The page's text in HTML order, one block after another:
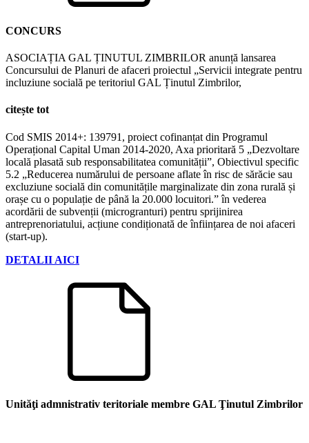
CONCURS
ASOCIAȚIA GAL ȚINUTUL ZIMBRILOR anunță lansarea
Concursului de Planuri de afaceri proiectul „Servicii integrate pentru
incluziune socială pe teritoriul GAL Ținutul Zimbrilor,
citește tot
Cod SMIS 2014+: 139791, proiect cofinanțat din Programul
Operațional Capital Uman 2014-2020, Axa prioritară 5 „Dezvoltare
locală plasată sub responsabilitatea comunității”, Obiectivul specific
5.2 „Reducerea numărului de persoane aflate în risc de sărăcie sau
excluziune socială din comunitățile marginalizate din zona rurală și
orașe cu o populație de până la 20.000 locuitori.” în vederea
acordării de subvenții (microgranturi) pentru sprijinirea
antreprenoriatului, acțiune condiționată de înființarea de noi afaceri
(start-up).
DETALII AICI
Unităţi admnistrativ teritoriale membre GAL Ţinutul Zimbrilor